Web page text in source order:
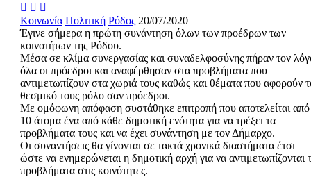
  
Κοινωνία Πολιτική Ρόδος 20/07/2020
Έγινε σήμερα η πρώτη συνάντηση όλων των προέδρων των
κοινοτήτων της Ρόδου.
Μέσα σε κλίμα συνεργασίας και συναδελφοσύνης πήραν τον
όλα οι πρόεδροι και αναφέρθησαν στα προβλήματα που
αντιμετωπίζουν στα χωριά τους καθώς και θέματα που αφορούν
θεσμικό τους ρόλο σαν πρόεδροι.
Με ομόφωνη απόφαση συστάθηκε επιτροπή που αποτελείται από
10 άτομα ένα από κάθε δημοτική ενότητα για να τρέξει τα
προβλήματα τους και να έχει συνάντηση με τον Δήμαρχο.
Oι συναντήσεις θα γίνονται σε τακτά χρονικά διαστήματα έτσι
ώστε να ενημερώνεται η δημοτική αρχή για να αντιμετωπίζονται
προβλήματα στις κοινότητες.